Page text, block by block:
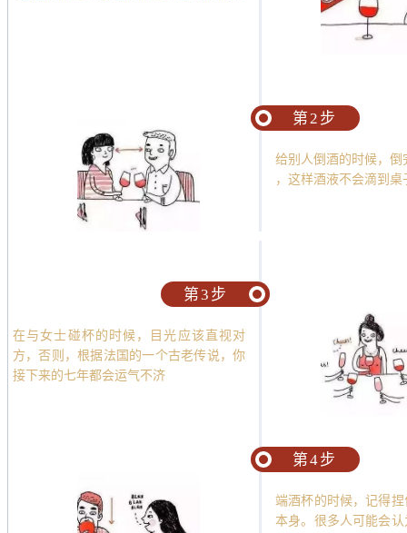
第2步
给别人倒酒的时候，倒
，这样酒液不会滴到桌
第3步
在与女士碰杯的时候，目光应该直视对
方，否则，根据法国的一个古老传说，你
接下来的七年都会运气不济
第4步
端酒杯的时候，记得
本身。很多人可能会